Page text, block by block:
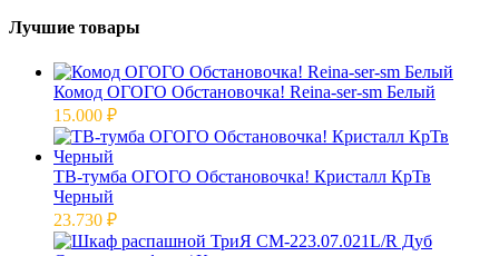
Лучшие товары
Комод ОГОГО Обстановочка! Reina-ser-sm Белый
15.000 ₽
ТВ-тумба ОГОГО Обстановочка! Кристалл КрТв
Черный
23.730 ₽